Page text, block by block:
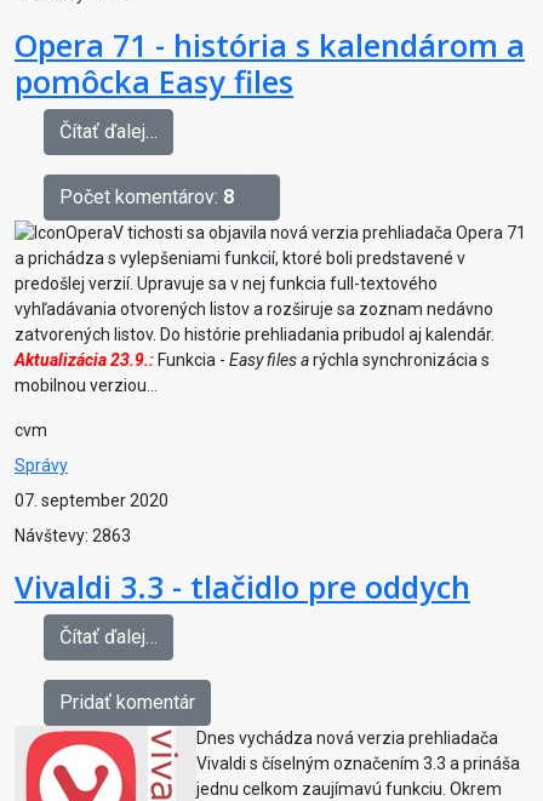
Opera 71 - história s kalendárom a
pomôcka Easy files
Čítať ďalej…
Počet komentárov: 8
V tichosti sa objavila nová verzia prehliadača Opera 71
a prichádza s vylepšeniami funkcií, ktoré boli predstavené v
predošlej verzií. Upravuje sa v nej funkcia full-textového
vyhľadávania otvorených listov a rozširuje sa zoznam nedávno
zatvorených listov. Do histórie prehliadania pribudol aj kalendár.
Aktualizácia 23.9.: Funkcia - Easy files arýchla synchronizácia s
mobilnou verziou...
cvm
Správy
07. september 2020
Návštevy: 2863
Vivaldi 3.3 - tlačidlo pre oddych
Čítať ďalej…
Pridať komentár
Dnes vychádza nová verzia prehliadača
Vivaldi s číselným označením 3.3 a prináša
jednu celkom zaujímavú funkciu. Okrem